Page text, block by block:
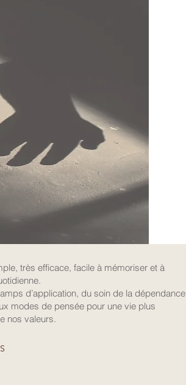
très efficace, facile à mémoriser et à
d’application, du soin de la dépendance
modes de pensée pour une vie plus
nos valeurs.